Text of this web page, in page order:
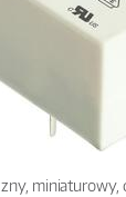
miniaturowy,